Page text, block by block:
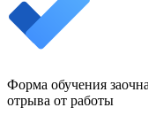
Форма обучения
отрыва от работы